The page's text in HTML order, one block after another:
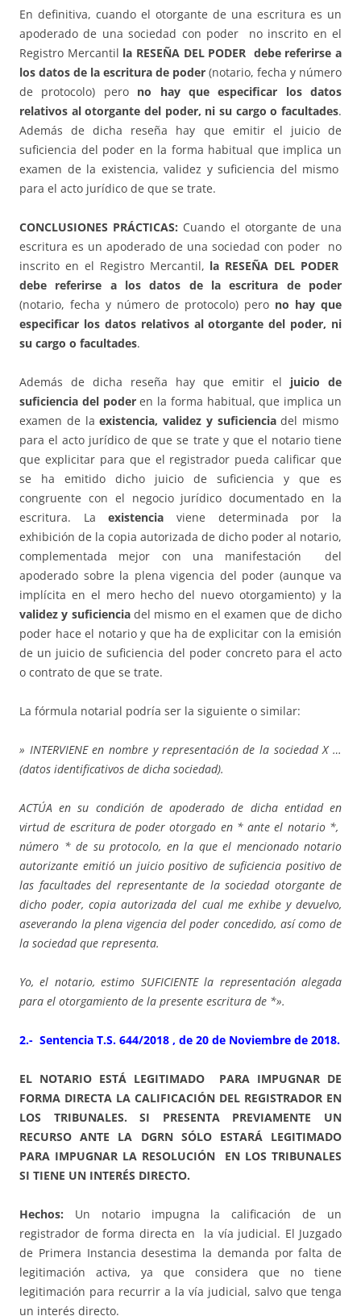
En definitiva, cuando el otorgante de una escritura es un
apoderado de una sociedad con poder no inscrito en el
Registro Mercantil la RESEÑA DEL PODER debe referirse a
los datos de la escritura de poder (notario, fecha y número
de protocolo) pero no hay que especificar los datos
relativos al otorgante del poder, ni su cargo o facultades.
Además de dicha reseña hay que emitir el juicio de
suficiencia del poder en la forma habitual que implica un
examen de la existencia, validez y suficiencia del mismo
para el acto jurídico de que se trate.
CONCLUSIONES PRÁCTICAS: Cuando el otorgante de una
escritura es un apoderado de una sociedad con poder no
inscrito en el Registro Mercantil, la RESEÑA DEL PODER
debe referirse a los datos de la escritura de poder
(notario, fecha y número de protocolo) pero no hay que
especificar los datos relativos al otorgante del poder, ni
su cargo o facultades.
Además de dicha reseña hay que emitir el juicio de
suficiencia del poderen la forma habitual, que implica un
examen de laexistencia, validez y suficienciadel mismo
para el acto jurídico de que se trate y que el notario tiene
que explicitar para que el registrador pueda calificar que
se ha emitido dicho juicio de suficiencia y que es
congruente con el negocio jurídico documentado en la
escritura. Laexistencia viene determinada por la
exhibición de la copia autorizada de dicho poder al notario,
complementada mejor con una manifestación del
apoderado sobre la plena vigencia del poder (aunque va
implícita en el mero hecho del nuevo otorgamiento) y la
validez y suficienciadel mismo en el examen que de dicho
poder hace el notario y que ha de explicitar con la emisión
de un juicio de suficiencia del poder concreto para el acto
o contrato de que se trate.
La fórmula notarial podría ser la siguiente o similar:
» INTERVIENE en nombre y representación de la sociedad X …
(datos identificativos de dicha sociedad).
ACTÚA en su condición de apoderado de dicha entidad en
virtud de escritura de poder otorgado en * ante el notario *,
número * de su protocolo, en la que el mencionado notario
autorizante emitió un juicio positivo de suficiencia positivo de
las facultades del representante de la sociedad otorgante de
dicho poder, copia autorizada del cual me exhibe y devuelvo,
aseverando la plena vigencia del poder concedido, así como de
la sociedad que representa.
Yo, el notario, estimo SUFICIENTE la representación alegada
para el otorgamiento de la presente escritura de *».
2.- Sentencia T.S. 644/2018 , de 20 de Noviembre de 2018.
EL NOTARIO ESTÁ LEGITIMADO PARA IMPUGNAR DE
FORMA DIRECTA LA CALIFICACIÓN DEL REGISTRADOR EN
LOS TRIBUNALES.SI PRESENTA PREVIAMENTE UN
RECURSO ANTE LA DGRN SÓLO ESTARÁ LEGITIMADO
PARA IMPUGNAR LA RESOLUCIÓN EN LOS TRIBUNALES
SI TIENE UN INTERÉS DIRECTO.
Hechos: Un notario impugna la calificación de un
registrador de forma directa en la vía judicial. El Juzgado
de Primera Instancia desestima la demanda por falta de
legitimación activa, ya que considera que no tiene
legitimación para recurrir a la vía judicial, salvo que tenga
un interés directo.